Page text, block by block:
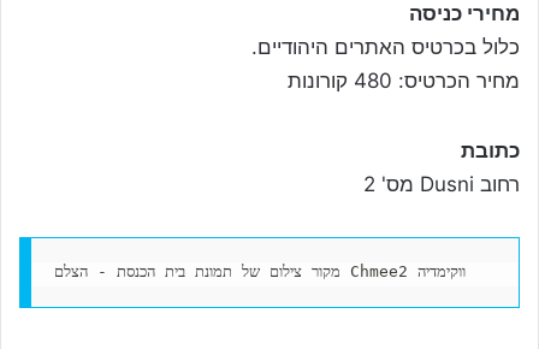
מחירי כניסה
כלול בכרטיס האתרים היהודיים.
מחיר הכרטיס: 480 קורונות
כתובת
רחוב Dusni מס' 2
מקור צילום של תמונת בית הכנסת - הצלם Chmee2 ווקימדיה